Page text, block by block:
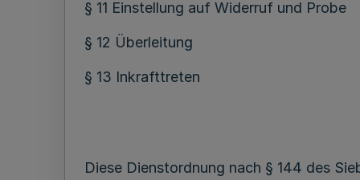
§ 11 Einstellung auf Widerruf und Probe
§ 12 Überleitung
§ 13 Inkrafttreten
Diese Dienstordnung nach § 144 des